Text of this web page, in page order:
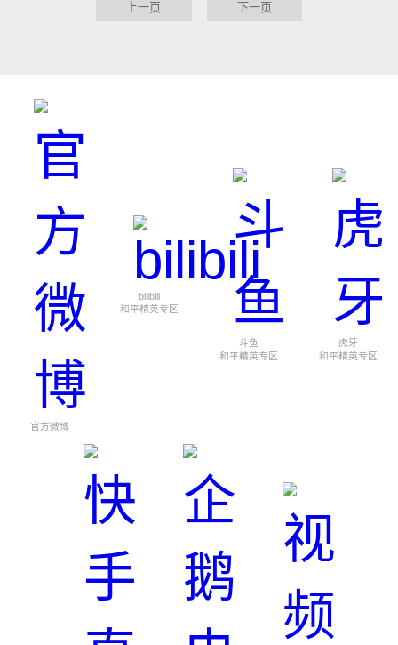
上一页 下一页
官方微博
bilibili
和平精英专区
斗鱼
和平精英专区
虎牙
和平精英专区